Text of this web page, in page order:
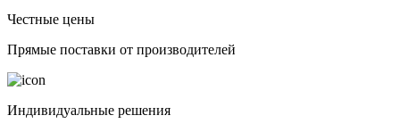
Честные цены
Прямые поставки от производителей
Индивидуальные решения